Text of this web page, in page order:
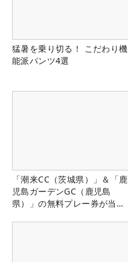
猛暑を乗り切る！ こだわり機
能派パンツ4選
「潮来CC（茨城県）」＆「鹿
児島ガーデンGC（鹿児島
県）」の無料プレー券が当た